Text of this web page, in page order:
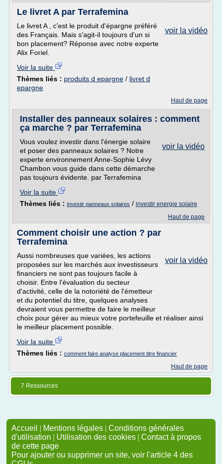
Le livret A par Terrafemina
voir la vidéo
Le livret A , c'est le produit d'épargne préféré
des Français. Mais s'agit-il toujours d'un si
bon placement? Réponse avec notre experte
Alix Foriel.
Voir la suite
Thèmes liés : produits d epargne / livret d
epargne
Haut de page
Installer des panneaux solaires : comment
ça marche ? par Terrafemina
voir la vidéo
Vous voulez investir dans l'énergie solaire
et poser des panneaux solaires ? Notre
experte environnement Anne-Sophie Lévy
Chambon vous guide dans cette démarche
pas toujours évidente. par Terrafemina
Voir la suite
Thèmes liés : investir panneaux solaires / investir energie solaire
Haut de page
Comment choisir une action ? par
Terrafemina
voir la vidéo
Aussi nombreuses que variées, les actions
proposées sur les marchés aux investisseurs
financiers ne sont pas toujours facile à
choisir. Entre l'évaluation du secteur
d'activité, celle de la notoriété de l'émetteur
et du potentiel du titre, quelques analyses
devraient vous permettre de faire le meilleur
choix pour gérer au mieux votre portefeuille et réaliser ainsi
le meilleur placement possible.
Voir la suite
Thèmes liés : comment faire analyse placement titre financier
Haut de page
7 Ressources
Accueil | Mentions légales | Conditions générales
d'utilisation | Utilisation des cookies | Contact à propos
de cette page
Pour ajouter ou supprimer un site, voir l'article 4 des